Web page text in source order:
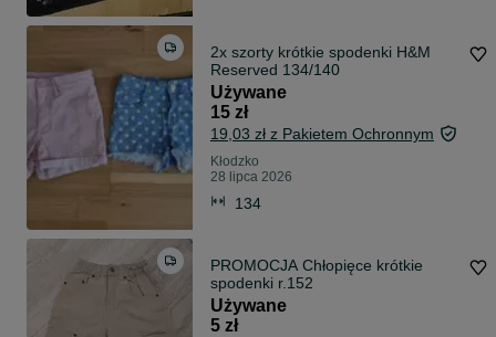
2x szorty krótkie spodenki H&M
Reserved 134/140
Używane
15 zł
19,03 zł z Pakietem Ochronnym
Kłodzko
28 lipca 2026
134
PROMOCJA Chłopięce krótkie
spodenki r.152
Używane
5 zł